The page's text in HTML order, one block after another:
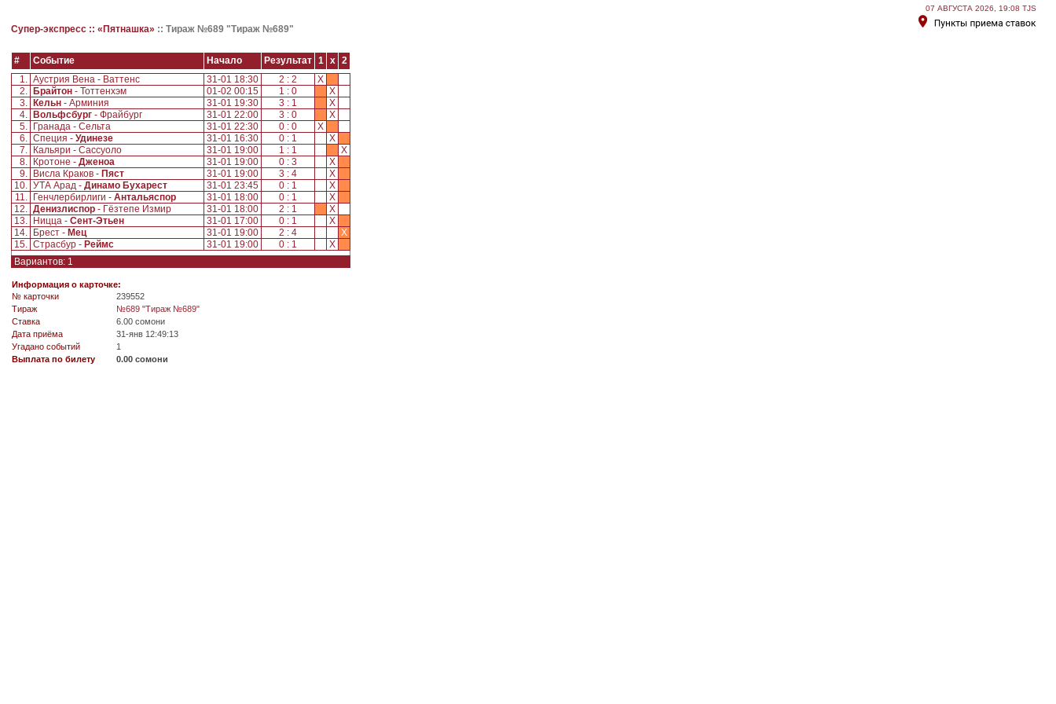
07 АВГУСТА 2026, 19:08 TJS
Супер-экспресс :: «Пятнашка» :: Тираж №689 "Тираж №689"
# Событие Начало Результат 1 x
2
1. Аустрия Вена - Ваттенс 31-01 18:30 2 : 2
X
2.
Брайтон - Тоттенхэм 01-02 00:15 1 : 0
X
3.
Кельн - Арминия 31-01 19:30 3 : 1
X
4.
Вольфсбург - Фрайбург 31-01 22:00 3 : 0
X
5.
Гранада - Сельта 31-01 22:30 0 : 0
X
6. Специя - Удинезе 31-01 16:30 0 : 1
X
7.
Кальяри - Сассуоло 31-01 19:00 1 : 1
X
8.
Кротоне - Дженоа 31-01 19:00 0 : 3
X
9.
Висла Краков - Пяст 31-01 19:00 3 : 4
X
10. УТА Арад - Динамо Бухарест 31-01 23:45 0 : 1
X
11.
Генчлербирлиги - Антальяспор 31-01 18:00 0 : 1
X
12. Денизлиспор - Гёзтепе Измир 31-01 18:00 2 : 1
X
13.
Ницца - Сент-Этьен 31-01 17:00 0 : 1
X
14.
Брест - Мец 31-01 19:00 2 : 4
X
15. Страсбур - Реймс 31-01 19:00 0 : 1
X
Вариантов: 1
Информация о карточке:
№ карточки
239552
Tираж
№689 "Тираж №689"
Ставка
6.00 сомони
Дата приёма
31-янв 12:49:13
Угадано событий
1
Выплата по билету
0.00 сомони